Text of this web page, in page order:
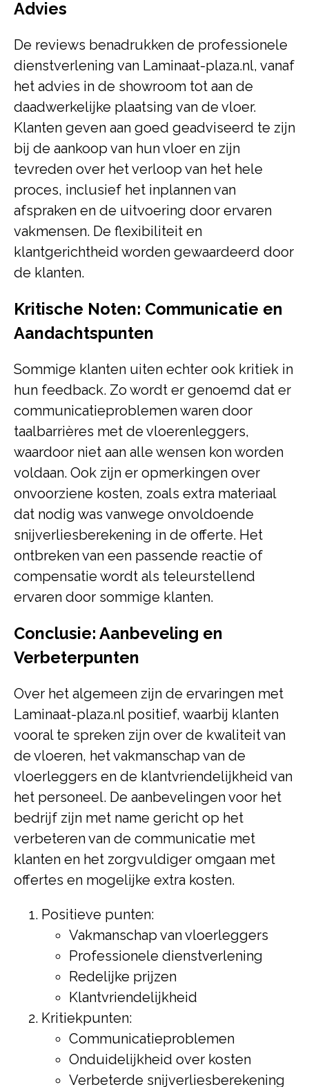
Advies
De reviews benadrukken de professionele
dienstverlening van Laminaat-plaza.nl, vanaf
het advies in de showroom tot aan de
daadwerkelijke plaatsing van de vloer.
Klanten geven aan goed geadviseerd te zijn
bij de aankoop van hun vloer en zijn
tevreden over het verloop van het hele
proces, inclusief het inplannen van
afspraken en de uitvoering door ervaren
vakmensen. De flexibiliteit en
klantgerichtheid worden gewaardeerd door
de klanten.
Kritische Noten: Communicatie en
Aandachtspunten
Sommige klanten uiten echter ook kritiek in
hun feedback. Zo wordt er genoemd dat er
communicatieproblemen waren door
taalbarrières met de vloerenleggers,
waardoor niet aan alle wensen kon worden
voldaan. Ook zijn er opmerkingen over
onvoorziene kosten, zoals extra materiaal
dat nodig was vanwege onvoldoende
snijverliesberekening in de offerte. Het
ontbreken van een passende reactie of
compensatie wordt als teleurstellend
ervaren door sommige klanten.
Conclusie: Aanbeveling en
Verbeterpunten
Over het algemeen zijn de ervaringen met
Laminaat-plaza.nl positief, waarbij klanten
vooral te spreken zijn over de kwaliteit van
de vloeren, het vakmanschap van de
vloerleggers en de klantvriendelijkheid van
het personeel. De aanbevelingen voor het
bedrijf zijn met name gericht op het
verbeteren van de communicatie met
klanten en het zorgvuldiger omgaan met
offertes en mogelijke extra kosten.
Positieve punten:
Vakmanschap van vloerleggers
Professionele dienstverlening
Redelijke prijzen
Klantvriendelijkheid
Kritiekpunten:
Communicatieproblemen
Onduidelijkheid over kosten
Verbeterde snijverliesberekening